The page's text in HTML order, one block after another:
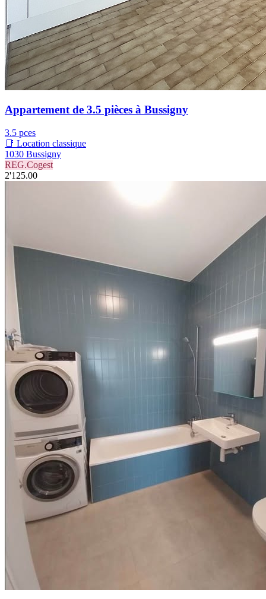
Appartement de 3.5 pièces à Bussigny
3.5 pces
📑 Location classique
1030 Bussigny
REG.Cogest
2'125.00